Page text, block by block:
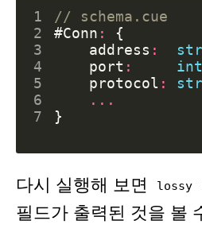
1
// schema.cue
2
#Conn :
{
3
address :
4
port :
int
5
protocol :
6
...
7
}
다시 실행해 보면 lossy
필드가 출력된 것을 볼